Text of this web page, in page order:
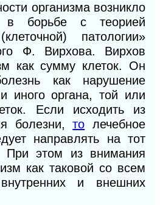
организма возникло
в борьбе с теорией
патологии»
Ф. Вирхова. Вирхов
как сумму клеток. Он
как нарушение
иного органа, той или
Если исходить из
болезни,то лечебное
направлять на тот
При этом из внимания
как таковой со всем
и
внешних